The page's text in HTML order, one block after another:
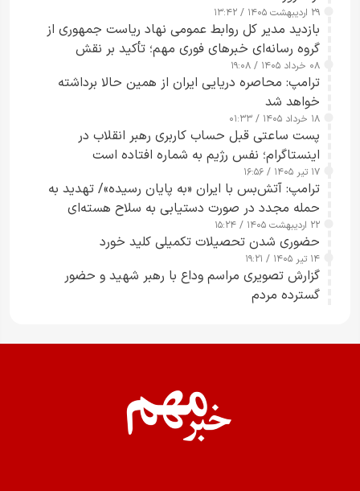
۲۹ اردیبهشت ۱۴۰۵ / ۱۳:۴۲
بازدید مدیر کل روابط عمومی نهاد ریاست جمهوری از
گروه رسانه‌ای خبرهای فوری مهم؛ تأکید بر نقش
رسانه‌های هوشمند و مسئول در ارتقای آگاهی عمومی
۰۸ خرداد ۱۴۰۵ / ۱۹:۰۸
ترامپ: محاصره دریایی ایران از همین حالا برداشته
خواهد شد
۱۸ خرداد ۱۴۰۵ / ۰۱:۳۳
پست ساعتی قبل حساب کاربری رهبر انقلاب در
اینستاگرام؛ نفس رژیم به شماره افتاده است​
۱۷ تیر ۱۴۰۵ / ۱۶:۵۶
ترامپ: آتش‌بس با ایران «به پایان رسیده»/ تهدید به
حمله مجدد در صورت دستیابی به سلاح هسته‌ای
۲۲ اردیبهشت ۱۴۰۵ / ۱۵:۲۴
حضوری شدن تحصیلات تکمیلی کلید خورد
۱۴ تیر ۱۴۰۵ / ۱۹:۲۱
گزارش تصویری مراسم وداع با رهبر شهید و حضور
گسترده مردم